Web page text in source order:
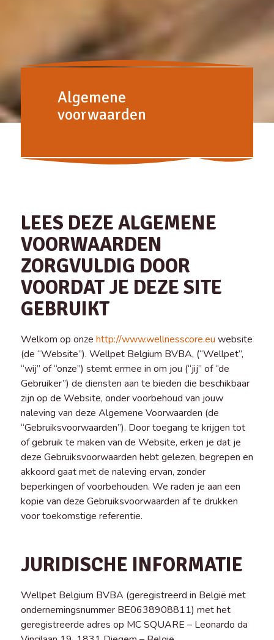
Algemene
voorwaarden
LEES DEZE ALGEMENE
VOORWAARDEN
ZORGVULDIG DOOR
VOORDAT JE DEZE SITE
GEBRUIKT
Welkom op onze http://www.wellnesscore.eu website
(de “Website”). Wellpet Belgium BVBA, (“Wellpet”,
“wij” of “onze”) stemt ermee in om jou (“jij” of “de
Gebruiker”) de diensten aan te bieden die beschikbaar
zijn op de Website, onder voorbehoud van jouw
naleving van deze Algemene Voorwaarden (de
“Gebruiksvoorwaarden”). Door toegang te krijgen tot
of gebruik te maken van de Website, erken je dat je
deze Gebruiksvoorwaarden hebt gelezen, begrepen en
akkoord gaat met de naleving ervan, zonder
beperkingen of voorbehouden. We raden je aan een
kopie van deze Gebruiksvoorwaarden af te drukken
voor toekomstige referentie.
JURIDISCHE INFORMATIE
Wellpet Belgium BVBA (geregistreerd in België met
ondernemingsnummer BE0638908811) met het
geregistreerde adres op MC SQUARE – Leonardo da